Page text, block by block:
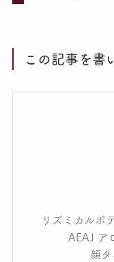
この記事を書
リズミカルボ
AEAJ ア
顔